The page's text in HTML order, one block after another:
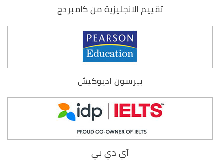
تقييم الانجليزية من كامبردج
بيرسون اديوكيش
آي دي بي